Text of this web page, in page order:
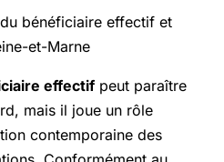
bénéficiaire effectif et
et-Marne
effectifpeut paraître
mais il joue un rôle
contemporaine des